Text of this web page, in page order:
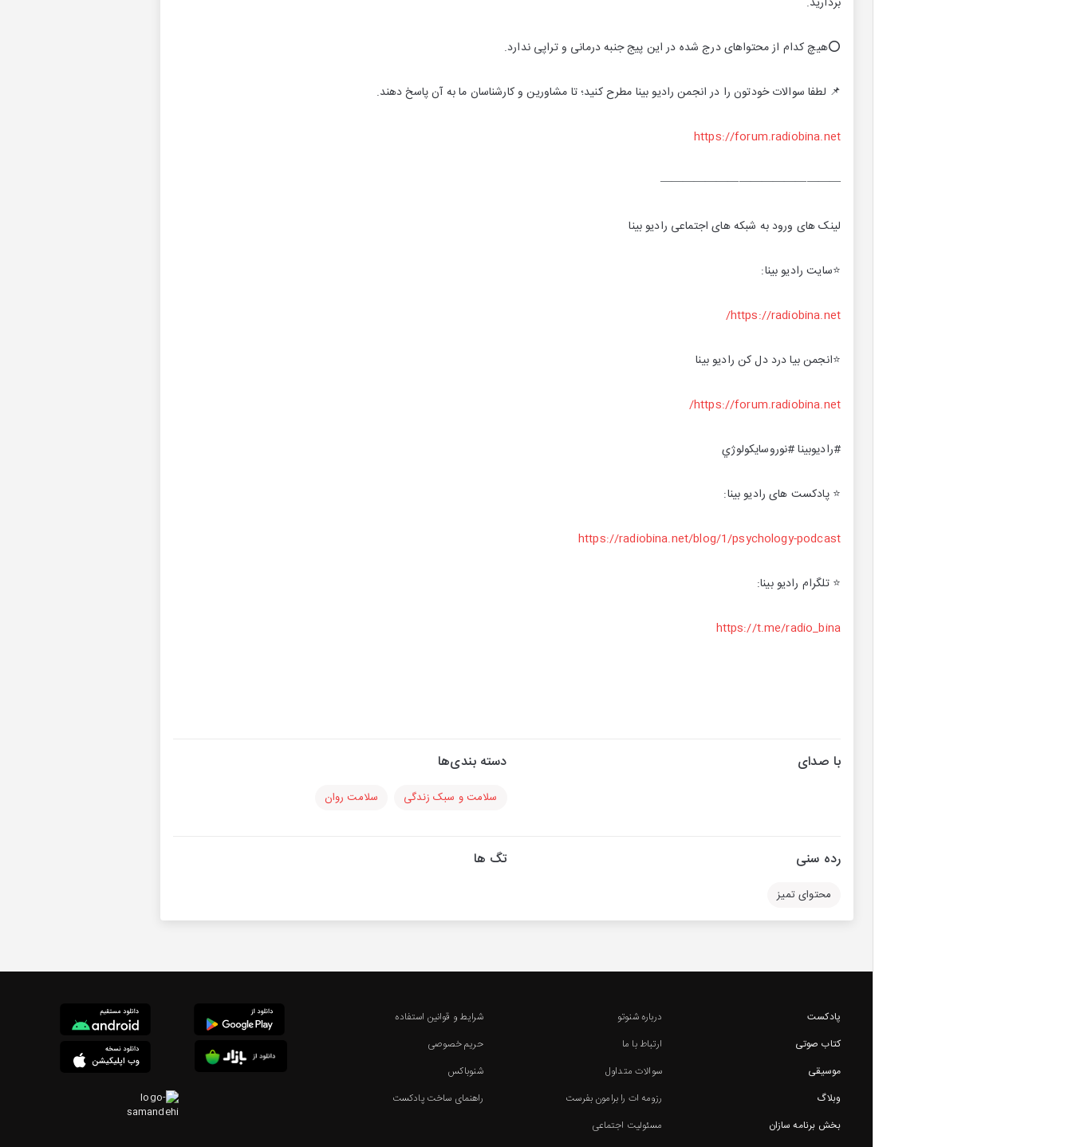
📌 لطفا سوالات خودتون را در انجمن رادیو بینا مطرح کنید؛ تا مشاورین و کارشناسان ما به آن پاسخ دهند.
————————————————
لینک های ورود به شبکه های اجتماعی رادیو بینا
⭐️سایت رادیو بینا:
⭐️انجمن بیا درد دل کن رادیو بینا
#راديوبينا #نوروسايكولوژي
⭐️ پادکست های رادیو بینا:
⭐️ تلگرام رادیو بینا:
با صدای دسته بندی‌ها
سلامت و سبک زندگی سلامت روان
رده سنی
محتوای تمیز
تگ ها
پادکست
کتاب صوتی
موسیقی
وبلاگ
بخش برنامه سازان
درباره شنوتو
ارتباط با ما
سوالات متداول
رزومه ات را برامون بفرست
مسئولیت اجتماعی
شرایط و قوانین استفاده
حریم خصوصی
شنوباکس
راهنمای ساخت پادکست